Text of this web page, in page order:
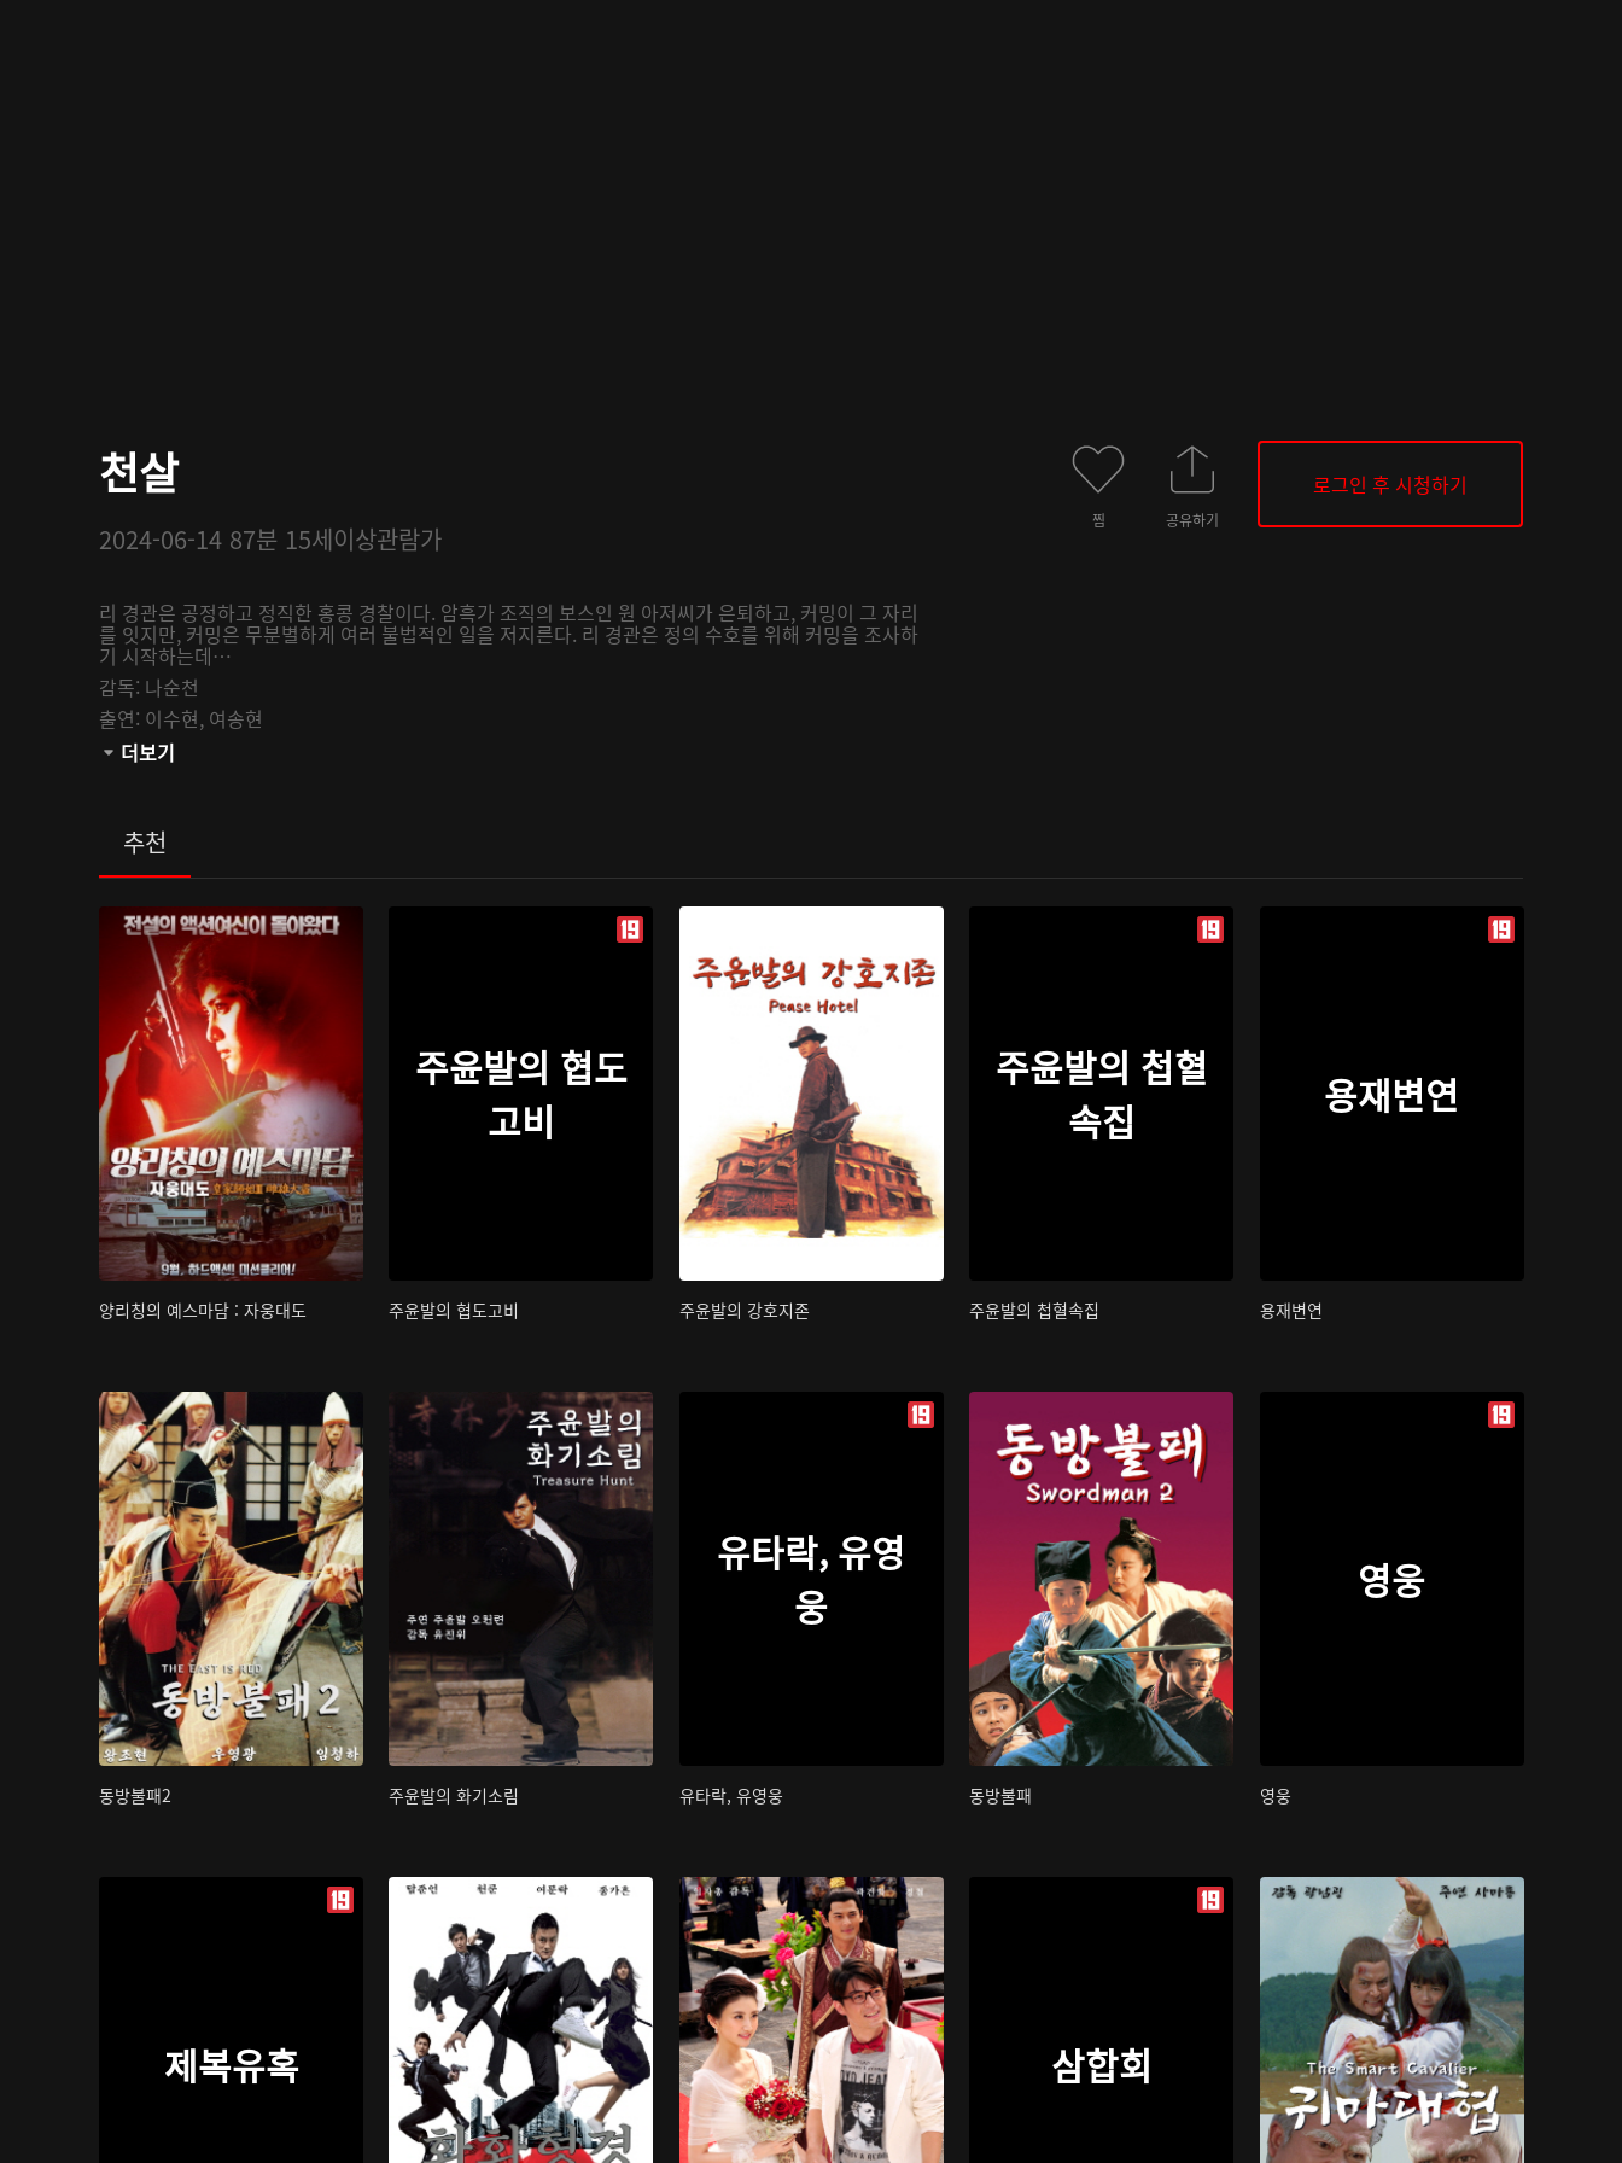
천살
2024-06-14 87분 15세이상관람가
리 경관은 공정하고 정직한 홍콩 경찰이다. 암흑가 조직의 보스인 원 아저씨가 은퇴하고, 커밍이 그 자리
를 잇지만, 커밍은 무분별하게 여러 불법적인 일을 저지른다. 리 경관은 정의 수호를 위해 커밍을 조사하
기 시작하는데…
감독: 나순천
출연: 이수현, 여송현
관람등급:
더보기
찜 공유하기
로그인 후 시청하기
추천
양리칭의 예스마담 : 자웅대도
주윤발의 협도
고비
주윤발의 협도고비 주윤발의 강호지존
주윤발의 첩혈
속집
주윤발의 첩혈속집
용재변연
용재변연
동방불패2 주윤발의 화기소림
유타락, 유영
웅
유타락, 유영웅 동방불패
영웅
영웅
제복유혹 삼합회